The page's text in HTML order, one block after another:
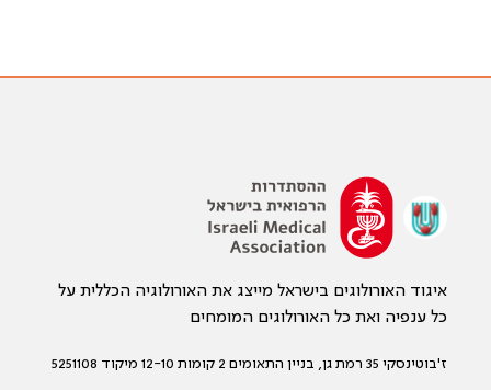
איגוד האורולוגים בישראל מייצג את האורולוגיה הכללית על
כל ענפיה ואת כל האורולוגים המומחים
ז'בוטינסקי 35 רמת גן, בניין התאומים 2 קומות 12-10 מיקוד 5251108